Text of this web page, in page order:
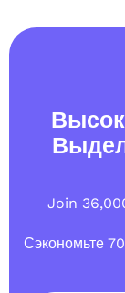
Join
Сэкономьте